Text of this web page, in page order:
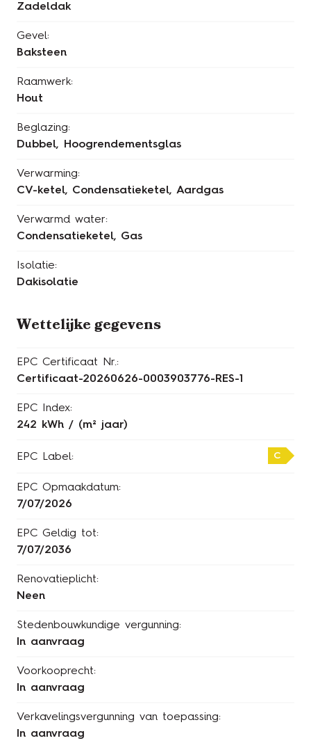
Zadeldak
Gevel:
Baksteen
Raamwerk:
Hout
Beglazing:
Dubbel, Hoogrendementsglas
Verwarming:
CV-ketel, Condensatieketel, Aardgas
Verwarmd water:
Condensatieketel, Gas
Isolatie:
Dakisolatie
Wettelijke gegevens
EPC Certificaat Nr.:
Certificaat-20260626-0003903776-RES-1
EPC Index:
242 kWh / (m² jaar)
EPC Label: C
EPC Opmaakdatum:
7/07/2026
EPC Geldig tot:
7/07/2036
Renovatieplicht:
Neen
Stedenbouwkundige vergunning:
In aanvraag
Voorkooprecht:
In aanvraag
Verkavelingsvergunning van toepassing:
In aanvraag